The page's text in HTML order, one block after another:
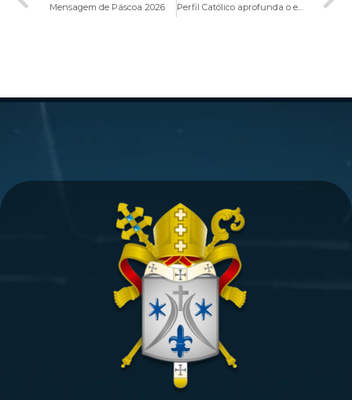
Mensagem de Páscoa 2026 Perfil Católico aprofunda o eixo “Igreja Mistagógica” no segundo episódio da série sobre o Plano Pastoral Arquidiocesano